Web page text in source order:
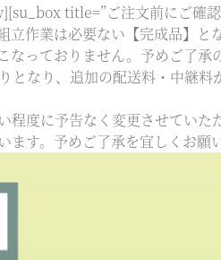
title=”ご注文前にご確
作業は必要ない【完成品】
っておりません。予めご了承
なり、追加の配送料・中継
度に予告なく変更させていた
ます。予めご了承を宜しくお